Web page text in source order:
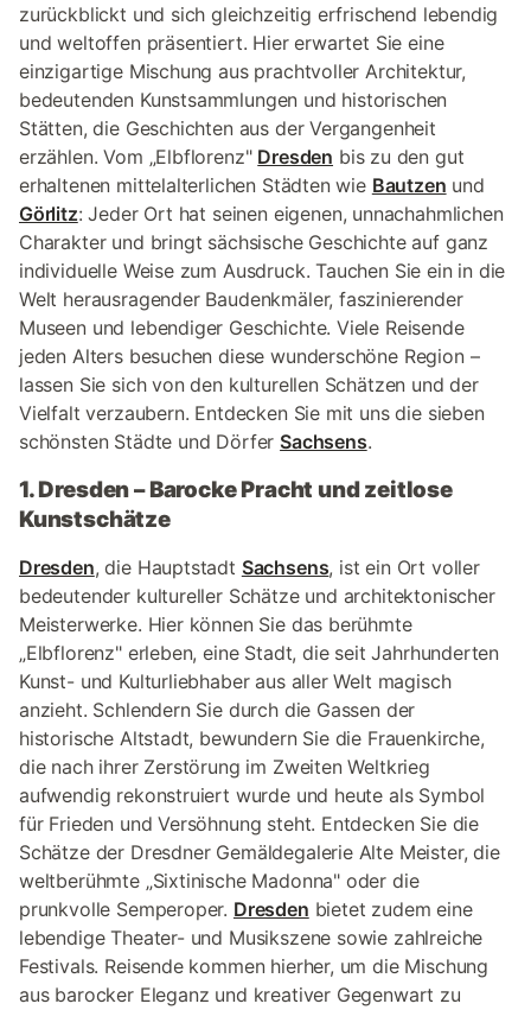
zurückblickt und sich gleichzeitig erfrischend lebendig
und weltoffen präsentiert. Hier erwartet Sie eine
einzigartige Mischung aus prachtvoller Architektur,
bedeutenden Kunstsammlungen und historischen
Stätten, die Geschichten aus der Vergangenheit
erzählen. Vom „Elbflorenz" Dresden bis zu den gut
erhaltenen mittelalterlichen Städten wie Bautzen und
Görlitz: Jeder Ort hat seinen eigenen, unnachahmlichen
Charakter und bringt sächsische Geschichte auf ganz
individuelle Weise zum Ausdruck. Tauchen Sie ein in die
Welt herausragender Baudenkmäler, faszinierender
Museen und lebendiger Geschichte. Viele Reisende
jeden Alters besuchen diese wunderschöne Region –
lassen Sie sich von den kulturellen Schätzen und der
Vielfalt verzaubern. Entdecken Sie mit uns die sieben
schönsten Städte und Dörfer Sachsens.
1. Dresden – Barocke Pracht und zeitlose
Kunstschätze
Dresden, die Hauptstadt Sachsens, ist ein Ort voller
bedeutender kultureller Schätze und architektonischer
Meisterwerke. Hier können Sie das berühmte
„Elbflorenz" erleben, eine Stadt, die seit Jahrhunderten
Kunst- und Kulturliebhaber aus aller Welt magisch
anzieht. Schlendern Sie durch die Gassen der
historische Altstadt, bewundern Sie die Frauenkirche,
die nach ihrer Zerstörung im Zweiten Weltkrieg
aufwendig rekonstruiert wurde und heute als Symbol
für Frieden und Versöhnung steht. Entdecken Sie die
Schätze der Dresdner Gemäldegalerie Alte Meister, die
weltberühmte „Sixtinische Madonna" oder die
prunkvolle Semperoper. Dresden bietet zudem eine
lebendige Theater- und Musikszene sowie zahlreiche
Festivals. Reisende kommen hierher, um die Mischung
aus barocker Eleganz und kreativer Gegenwart zu